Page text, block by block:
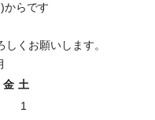
からです
くお願いします。
金 土
1